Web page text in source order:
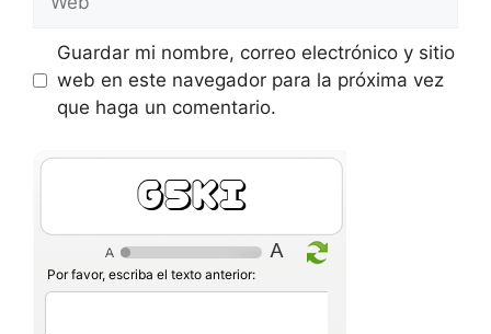
Guardar mi nombre, correo electrónico y sitio
web en este navegador para la próxima vez
que haga un comentario.
SbeA
Por favor, escriba el texto anterior: